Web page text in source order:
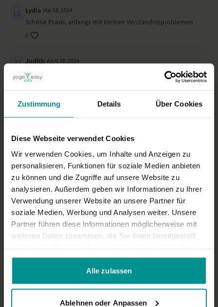
Zustimmung Details Über Cookies
Diese Webseite verwendet Cookies
Wir verwenden Cookies, um Inhalte und Anzeigen zu
personalisieren, Funktionen für soziale Medien anbieten
zu können und die Zugriffe auf unsere Website zu
analysieren. Außerdem geben wir Informationen zu Ihrer
Verwendung unserer Website an unsere Partner für
soziale Medien, Werbung und Analysen weiter. Unsere
Partner führen diese Informationen möglicherweise mit
weiteren Daten zusammen, die Sie ihnen bereitgestellt
gesammelt haben.
Alle zulassen
Ablehnen oder Anpassen
Gedreht haben wir das Yoga-Video im wunderschönen Yogaloft von
Body Mind Spirit in Zürich.
Lydia Mai 18, 2024
Schöne Praxis, anfangs mit kleinen Verständnisproblemen
0
Judith April 30, 2024
Die Session lädt dazu ein spielerisch etwas Neues
auszuprobieren!
Mehr laden
Ähnliche Videos